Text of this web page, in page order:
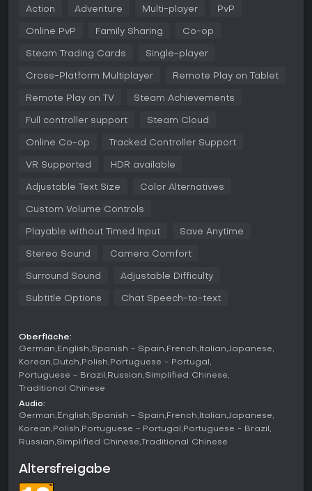
Survival-Elemente fordern den Umgang mit Umwelthürden
wie extremen Temperaturen oder giftigen Atmosphären -
Überleben.
Im Kampf setzt du das Multitool gegen feindliche Kreaturen
übermäßigem Mining mit Drohnen oder Walkern reagieren. Im
Fraktionen und brauchst Waffen- sowie Schild-Upgrades.
Am Space Station handelst du mit Alien-Rassen; Monolithen
Teile und veredelte Ressourcen. Beim Base Building baust du
leitest Freighter-Flotten für Lager und Transport. Multiplayer
inklusive geteilter Bases und Entdeckungen in einer
gemeinsamen Galaxie.
Spielmodi
Spielstile. Survival Mode liefert die klassische Erfahrung mit
Einschränkungen auf für freies Bauen und Erkunden.
Permadeath Mode sorgt mit permanentem Tod für
Spannung, Relaxed Mode senkt den Schwierigkeitsgrad für
entspanntes Spiel. Expeditions sind zeitlich begrenzte Events
mit Meilensteinen und Belohnungen wie einzigartigen
Customizations - seit dem Omega-Update auch mit
etablierten Charakteren startbar.
No Man's Sky erhielt seit Release zahlreiche kostenlose
Updates, die Mechaniken verbessern und Inhalte hinzufügen.
Action Adventure Multi-player PvP
Online PvP Family Sharing Co-op
Steam Trading Cards Single-player
Cross-Platform Multiplayer Remote Play on Tablet
Remote Play on TV Steam Achievements
Full controller support Steam Cloud
Online Co-op Tracked Controller Support
VR Supported HDR available
Adjustable Text Size Color Alternatives
Custom Volume Controls
Playable without Timed Input Save Anytime
Stereo Sound Camera Comfort
Surround Sound Adjustable Difficulty
Subtitle Options Chat Speech-to-text
Oberfläche:
German English Spanish - Spain French Italian Japanese
Korean Dutch Polish Portuguese - Portugal
Portuguese - Brazil
Russian Simplified Chinese
Traditional Chinese
Audio:
German English Spanish - Spain French Italian Japanese
Korean Polish Portuguese - Portugal
Portuguese - Brazil
Russian Simplified Chinese Traditional Chinese
Altersfreigabe